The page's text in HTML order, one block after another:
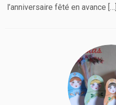
l’anniversaire fêté en avance […]